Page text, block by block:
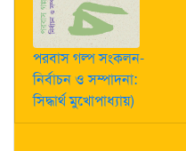
পরবাস গল্প সংকলন-
নির্বাচন ও সম্পাদনা:
সিদ্ধার্থ মুখোপাধ্যায়)